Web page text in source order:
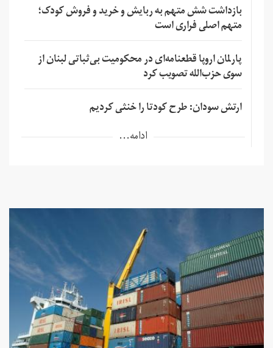
بازداشت شش متهم به ربایش و خرید و فروش کودک؛
متهم اصلی فراری است
پارلمان اروپا قطعنامه‌ای در محکومیت بی‌ثباتی لبنان از
سوی حزب‌الله تصویب کرد
ارتش سودان: طرح کودتا را خنثی کردیم
ادامه...